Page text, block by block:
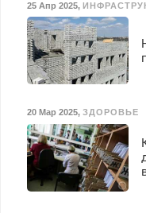
25 Апр 2025,
20 Мар 2025, ЗДОРОВЬЕ